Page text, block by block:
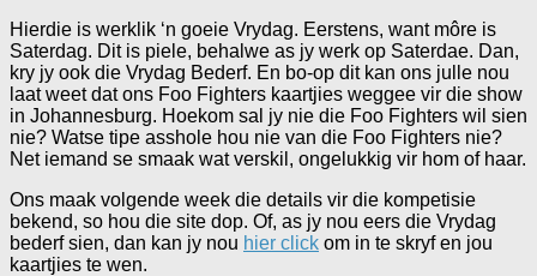
Hierdie is werklik ‘n goeie Vrydag. Eerstens, want môre is
Saterdag. Dit is piele, behalwe as jy werk op Saterdae. Dan,
kry jy ook die Vrydag Bederf. En bo-op dit kan ons julle nou
laat weet dat ons Foo Fighters kaartjies weggee vir die show
in Johannesburg. Hoekom sal jy nie die Foo Fighters wil sien
nie? Watse tipe asshole hou nie van die Foo Fighters nie?
Net iemand se smaak wat verskil, ongelukkig vir hom of haar.
Ons maak volgende week die details vir die kompetisie
bekend, so hou die site dop. Of, as jy nou eers die Vrydag
bederf sien, dan kan jy nou hier click om in te skryf en jou
kaartjies te wen.